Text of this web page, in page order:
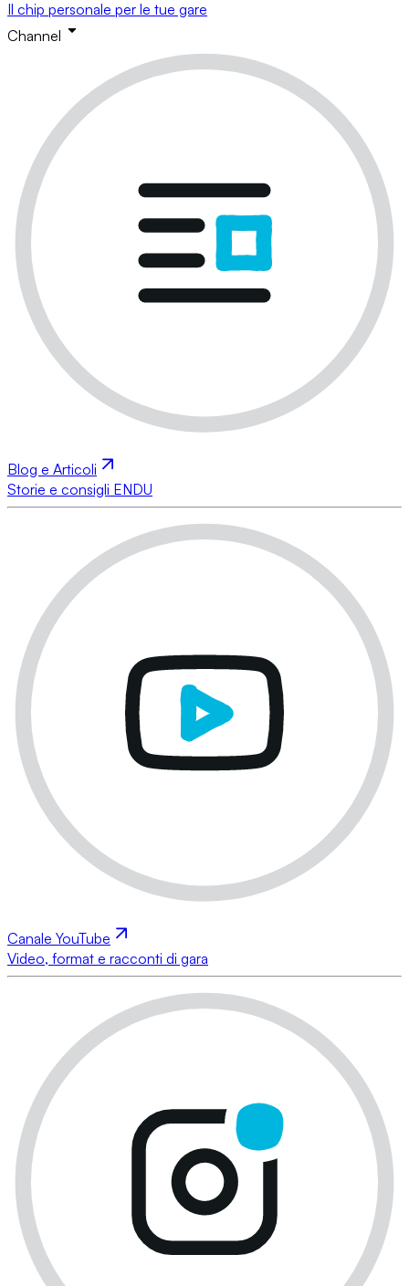
Il chip personale per le tue gare
Channel
Blog e Articoli
Storie e consigli ENDU
Canale YouTube
Video, format e racconti di gara